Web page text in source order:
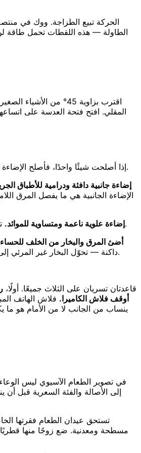
الحركة تبيع الطزاجة. ووك في
اقترب بزاوية 45°
المقلي. افتح فتحة العدسة على
إذا أصلحت شيئًا واحدًا، فأصلح. ثلاث تجهيزات تغطي كل شيء تقريبًا.
إضاءة جانبية دافئة ودرامية للأطباق
الإضاءة الجانبية هي ما يفصل المرق
إضاءة علوية ناعمة ومتساوية للموائد.تحتاج المائدة العائلية إلى إضاءة كل طبق بالتساوي، لذا اجعل الضوء مسطحًا وناعمًا وصوّر من الأعلى. أما الضوء القاسي المائل هنا فيدفن الأطباق الخلفية في الظل.
أضئ المرق والبخار من الخلف
داكنة — تحوّل البخار غير المرئي، وينطبق مباشرة على الفو والهوت بوت.
قاعدتان تسريان على الثلاث جميعًا. أولًا،
أوقف فلاش الكاميرا. فلاش الهاتف
ينساب من الجانب لا من الأمام هو ما
في تصوير الطعام الآسيوي ليس
إلى الأصالة والفئة السعرية قبل أن
تستحق عيدان الطعام فقرتها
مسطحة ومعدنية. ضع زوجًا منها